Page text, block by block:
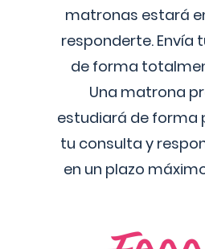
matronas estará
responderte. Envía
de forma
Una matrona
estudiará de forma
tu consulta y
en un plazo